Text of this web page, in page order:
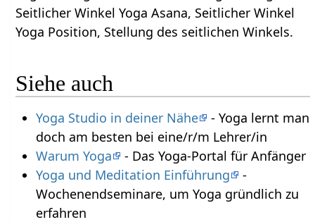
Seitlicher Winkel Yoga Asana, Seitlicher Winkel
Yoga Position, Stellung des seitlichen Winkels.
Siehe auch
Yoga Studio in deiner Nähe
- Yoga lernt man
doch am besten bei eine/r/m Lehrer/in
Warum Yoga
- Das Yoga-Portal für Anfänger
Yoga und Meditation Einführung
-
Wochenendseminare, um Yoga gründlich zu
erfahren